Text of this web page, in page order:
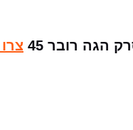
הגה רובר 45